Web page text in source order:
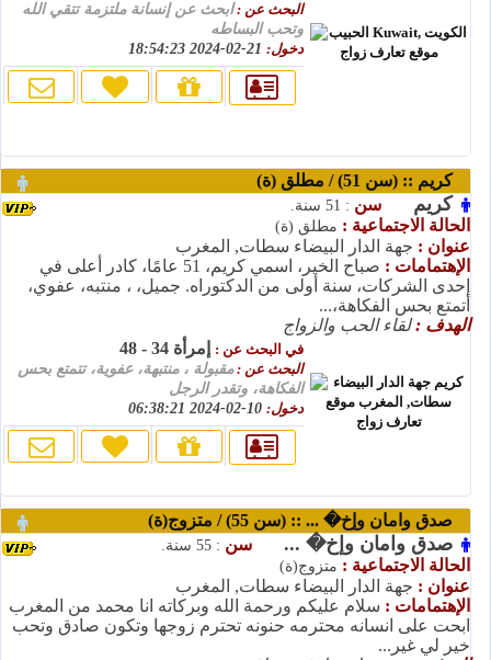
البحث عن :ابحث عن إنسانة ملتزمة تتقي الله
وتحب البساطه
دخول:
كريم :: (سن 51) / مطلق (ة)
كريم سن : 51 سنة.
الحالة الاجتماعية : مطلق (ة)
عنوان : جهة الدار البيضاء سطات, المغرب
الإهتمامات :
صباح الخير، اسمي كريم، 51 عامًا، كادر أعلى في
إحدى الشركات، سنة أولى من الدكتوراه. جميل، ، منتبه، عفوي،
أتمتع بحس الفكاهة،...
الهدف :لقاء الحب والزواج
في البحث عن : إمرأة 34 - 48
البحث عن :مقبولة ، منتبهة، عفوية، تتمتع بحس
الفكاهة، وتقدر الرجل
دخول:
صدق وامان وإخ� ... :: (سن 55) / متزوج(ة)
صدق وامان وإخ� ... سن : 55 سنة.
الحالة الاجتماعية : متزوج(ة)
عنوان : جهة الدار البيضاء سطات, المغرب
الإهتمامات : سلام عليكم ورحمة الله وبركاته انا محمد من المغرب
ابحت على انسانه محترمه حنونه تحترم زوجها وتكون صادق وتحب
خير لي غير...